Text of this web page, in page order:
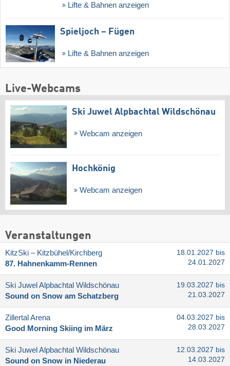
Lifte & Bahnen anzeigen
Spieljoch – Fügen
Lifte & Bahnen anzeigen
Live-Webcams
Ski Juwel Alpbachtal Wildschönau
Webcam anzeigen
Hochkönig
Webcam anzeigen
Veranstaltungen
KitzSki – Kitzbühel/​Kirchberg
87. Hahnenkamm-Rennen
18.01.2027 bis
24.01.2027
Ski Juwel Alpbachtal Wildschönau
Sound on Snow am Schatzberg
19.03.2027 bis
21.03.2027
Zillertal Arena
Good Morning Skiing im März
04.03.2027 bis
28.03.2027
Ski Juwel Alpbachtal Wildschönau
Sound on Snow in Niederau
12.03.2027 bis
14.03.2027